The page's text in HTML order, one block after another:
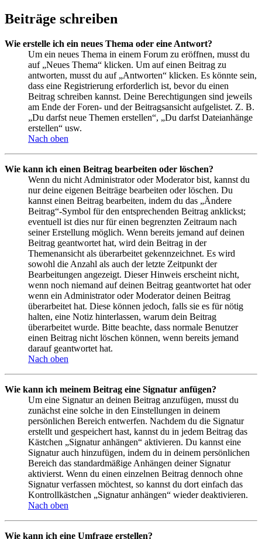
Beiträge schreiben
Wie erstelle ich ein neues Thema oder eine Antwort?
Um ein neues Thema in einem Forum zu eröffnen, musst du
auf „Neues Thema“ klicken. Um auf einen Beitrag zu
antworten, musst du auf „Antworten“ klicken. Es könnte sein,
dass eine Registrierung erforderlich ist, bevor du einen
Beitrag schreiben kannst. Deine Berechtigungen sind jeweils
am Ende der Foren- und der Beitragsansicht aufgelistet. Z. B.
„Du darfst neue Themen erstellen“, „Du darfst Dateianhänge
erstellen“ usw.
Nach oben
Wie kann ich einen Beitrag bearbeiten oder löschen?
Wenn du nicht Administrator oder Moderator bist, kannst du
nur deine eigenen Beiträge bearbeiten oder löschen. Du
kannst einen Beitrag bearbeiten, indem du das „Ändere
Beitrag“-Symbol für den entsprechenden Beitrag anklickst;
eventuell ist dies nur für einen begrenzten Zeitraum nach
seiner Erstellung möglich. Wenn bereits jemand auf deinen
Beitrag geantwortet hat, wird dein Beitrag in der
Themenansicht als überarbeitet gekennzeichnet. Es wird
sowohl die Anzahl als auch der letzte Zeitpunkt der
Bearbeitungen angezeigt. Dieser Hinweis erscheint nicht,
wenn noch niemand auf deinen Beitrag geantwortet hat oder
wenn ein Administrator oder Moderator deinen Beitrag
überarbeitet hat. Diese können jedoch, falls sie es für nötig
halten, eine Notiz hinterlassen, warum dein Beitrag
überarbeitet wurde. Bitte beachte, dass normale Benutzer
einen Beitrag nicht löschen können, wenn bereits jemand
darauf geantwortet hat.
Nach oben
Wie kann ich meinem Beitrag eine Signatur anfügen?
Um eine Signatur an deinen Beitrag anzufügen, musst du
zunächst eine solche in den Einstellungen in deinem
persönlichen Bereich entwerfen. Nachdem du die Signatur
erstellt und gespeichert hast, kannst du in jedem Beitrag das
Kästchen „Signatur anhängen“ aktivieren. Du kannst eine
Signatur auch hinzufügen, indem du in deinem persönlichen
Bereich das standardmäßige Anhängen deiner Signatur
aktivierst. Wenn du einen einzelnen Beitrag dennoch ohne
Signatur verfassen möchtest, so kannst du dort einfach das
Kontrollkästchen „Signatur anhängen“ wieder deaktivieren.
Nach oben
Wie kann ich eine Umfrage erstellen?